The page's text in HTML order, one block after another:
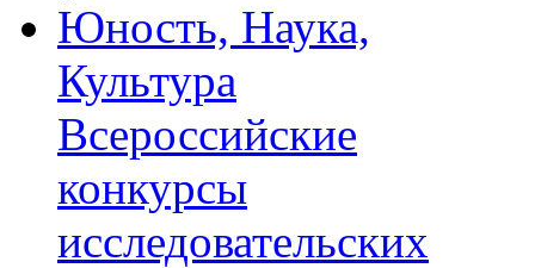
Юность, Наука,
Культура
Всероссийские
конкурсы
исследовательских